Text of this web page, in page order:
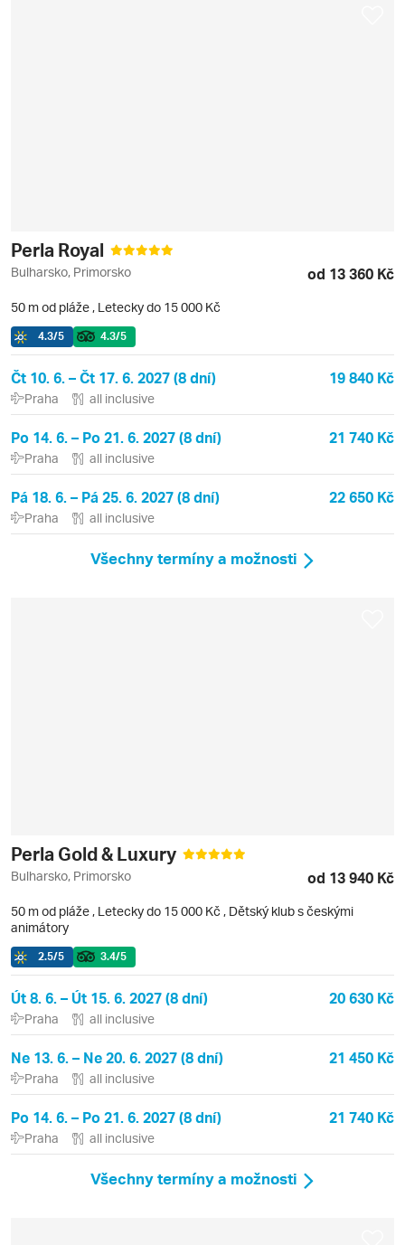
Perla Royal
Bulharsko, Primorsko od 13 360 Kč
50 m od pláže , Letecky do 15 000 Kč
4.3/5 4.3/5
Čt 10. 6. – Čt 17. 6. 2027 (8 dní) 19 840 Kč
Praha all inclusive
Po 14. 6. – Po 21. 6. 2027 (8 dní) 21 740 Kč
Praha all inclusive
Pá 18. 6. – Pá 25. 6. 2027 (8 dní) 22 650 Kč
Praha all inclusive
Všechny termíny a možnosti
Perla Gold & Luxury
Bulharsko, Primorsko od 13 940 Kč
50 m od pláže , Letecky do 15 000 Kč , Dětský klub s českými
animátory
2.5/5 3.4/5
Út 8. 6. – Út 15. 6. 2027 (8 dní) 20 630 Kč
Praha all inclusive
Ne 13. 6. – Ne 20. 6. 2027 (8 dní) 21 450 Kč
Praha all inclusive
Po 14. 6. – Po 21. 6. 2027 (8 dní) 21 740 Kč
Praha all inclusive
Všechny termíny a možnosti